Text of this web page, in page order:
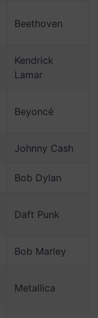
Beethoven
Kendrick
Lamar
Beyoncé
Johnny Cash
Bob Dylan
Daft Punk
Bob Marley
Metallica